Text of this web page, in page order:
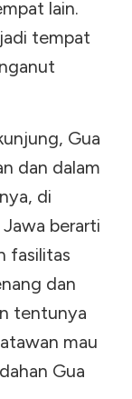
lain.
tempat
Gua
dan dalam
di
berarti
fasilitas
dan
tentunya
mau
Gua